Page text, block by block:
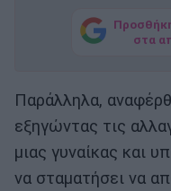
στα
Παράλληλα,
εξηγώντας τις
μιας γυναίκας και
να σταματήσει να